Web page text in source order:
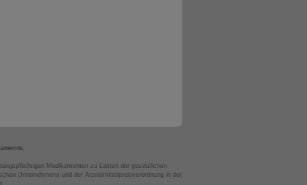
Medikamenten zu Lasten der gesetzlichen
Unternehmens und der Arzneimittelpreisverordnung in der